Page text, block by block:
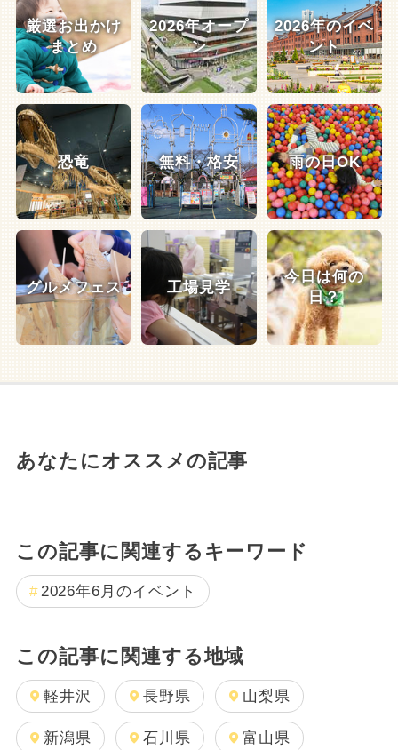
厳選お出かけ
まとめ
2026年オープ
ン
2026年のイベ
ント
恐竜 無料・格安 雨の日OK
グルメフェス 工場見学
今日は何の
日？
あなたにオススメの記事
この記事に関連するキーワード
2026年6月のイベント
この記事に関連する地域
軽井沢 長野県 山梨県
新潟県 石川県 富山県